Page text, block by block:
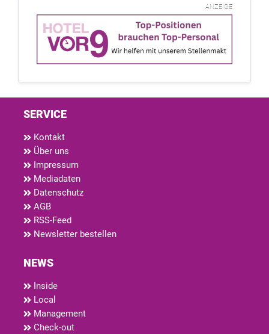
ANZEIGE
SERVICE
Kontakt
Über uns
Impressum
Mediadaten
Datenschutz
AGB
RSS-Feed
Newsletter bestellen
NEWS
Inside
Local
Management
Check-out